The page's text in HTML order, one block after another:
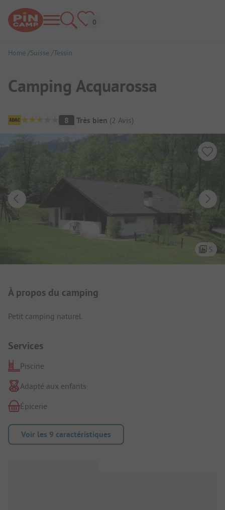
Home Suisse Tessin
Camping Acquarossa
Aperçu du camping
8 Très bien (2 Avis)
5
Présentation du camping
À propos du camping
Petit camping naturel.
Services
Piscine
Adapté aux enfants
Épicerie
Voir les 9 caractéristiques